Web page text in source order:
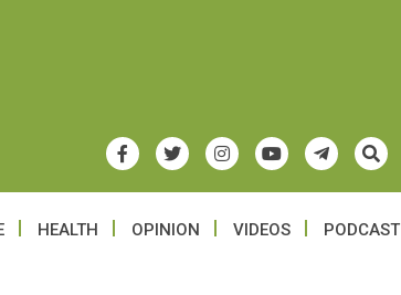
HEALTH OPINION VIDEOS PODCAST